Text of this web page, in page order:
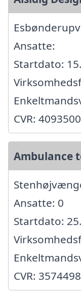
Ansatte:
Startdato:
CVR:
Ambulance
Ansatte: 0
Startdato:
CVR: